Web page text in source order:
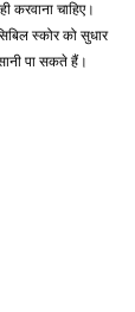
करवाना चाहिए।
स्कोर को सुधार
पा सकते हैं।